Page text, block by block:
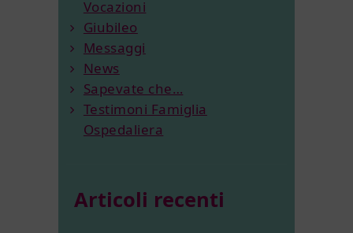
Vocazioni
Giubileo
Messaggi
News
Sapevate che…
Testimoni Famiglia
Ospedaliera
Articoli recenti